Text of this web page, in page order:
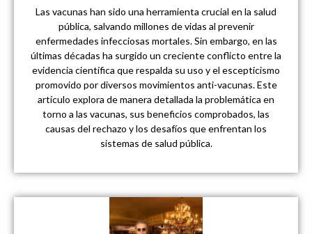
Las vacunas han sido una herramienta crucial en la salud
pública, salvando millones de vidas al prevenir
enfermedades infecciosas mortales. Sin embargo, en las
últimas décadas ha surgido un creciente conflicto entre la
evidencia científica que respalda su uso y el escepticismo
promovido por diversos movimientos anti-vacunas. Este
artículo explora de manera detallada la problemática en
torno a las vacunas, sus beneficios comprobados, las
causas del rechazo y los desafíos que enfrentan los
sistemas de salud pública.